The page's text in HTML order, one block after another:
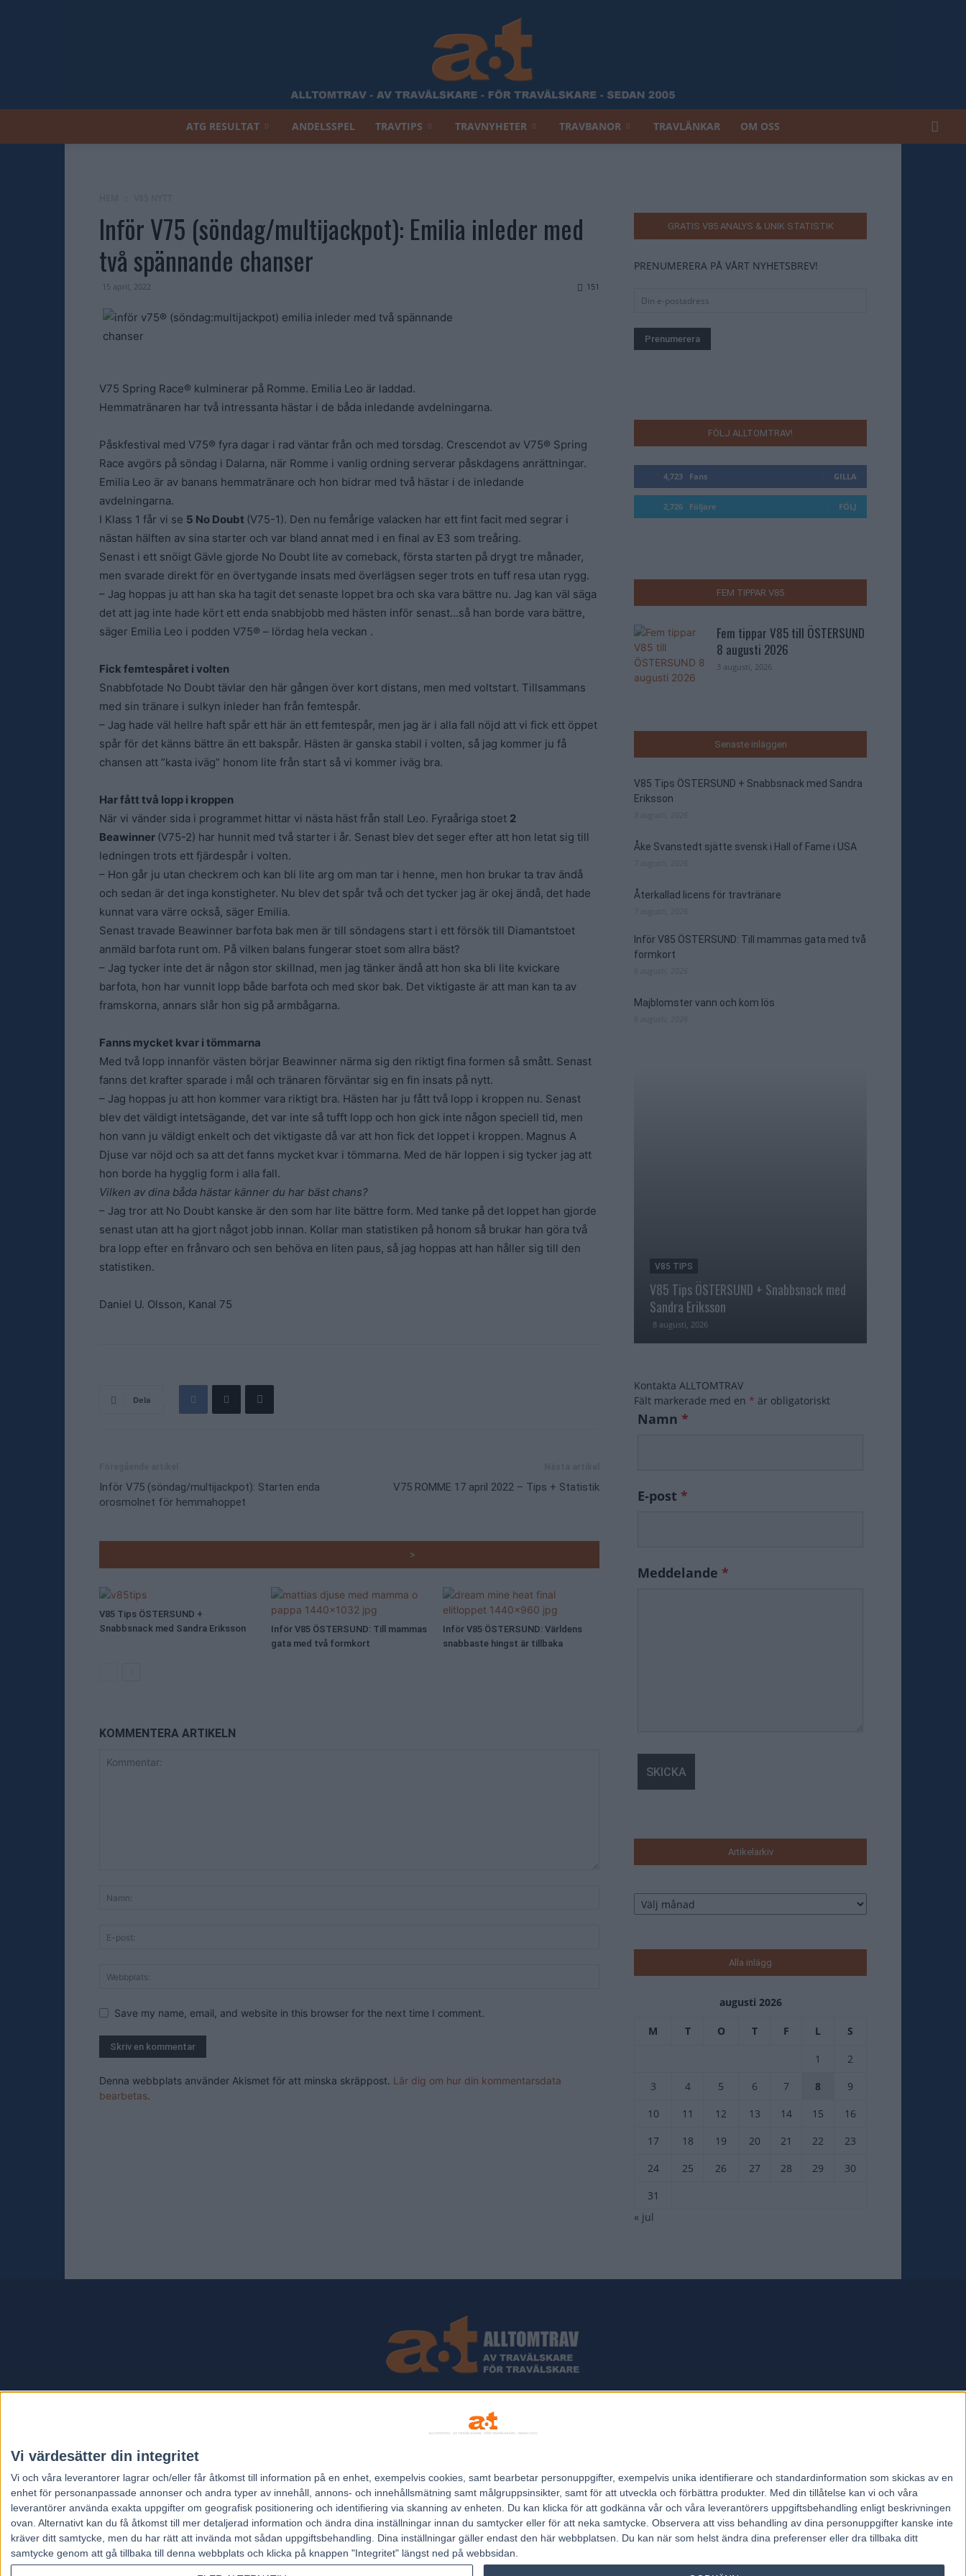
Vi värdesätter din integritet
Vi och våra leverantorer lagrar och/eller får åtkomst till information på en enhet, exempelvis cookies, samt bearbetar personuppgifter, exempelvis unika identifierare och standardinformation som skickas av en
enhet för personanpassade annonser och andra typer av innehåll, annons- och innehållsmätning samt målgruppsinsikter, samt för att utveckla och förbättra produkter. Med din tillåtelse kan vi och våra
leverantörer använda exakta uppgifter om geografisk positionering och identifiering via skanning av enheten. Du kan klicka för att godkänna vår och våra leverantörers uppgiftsbehandling enligt beskrivningen
ovan. Alternativt kan du få åtkomst till mer detaljerad information och ändra dina inställningar innan du samtycker eller för att neka samtycke. Observera att viss behandling av dina personuppgifter kanske inte
kräver ditt samtycke, men du har rätt att invända mot sådan uppgiftsbehandling. Dina inställningar gäller endast den här webbplatsen. Du kan när som helst ändra dina preferenser eller dra tillbaka ditt
samtycke genom att gå tillbaka till denna webbplats och klicka på knappen "Integritet" längst ned på webbsidan.
ATG RESULTAT ANDELSSPEL TRAVTIPS TRAVNYHETER TRAVBANOR TRAVLÄNKAR OM OSS
Inför V75 (söndag/multijackpot): Emilia inleder med
två spännande chanser
15 april, 2022 151
V75 Spring Race® kulminerar på Romme. Emilia Leo är laddad.
Hemmatränaren har två intressanta hästar i de båda inledande avdelningarna.
Påskfestival med V75® fyra dagar i rad väntar från och med torsdag. Crescendot av V75® Spring
Race avgörs på söndag i Dalarna, när Romme i vanlig ordning serverar påskdagens anrättningar.
Emilia Leo är av banans hemmatränare och hon bidrar med två hästar i de inledande
avdelningarna.
I Klass 1 får vi se 5 No Doubt (V75-1). Den nu femårige valacken har ett fint facit med segrar i
nästan hälften av sina starter och var bland annat med i en final av E3 som treåring.
Senast i ett snöigt Gävle gjorde No Doubt lite av comeback, första starten på drygt tre månader,
men svarade direkt för en övertygande insats med överlägsen seger trots en tuff resa utan rygg.
– Jag hoppas ju att han ska ha tagit det senaste loppet bra och ska vara bättre nu. Jag kan väl säga
det att jag inte hade kört ett enda snabbjobb med hästen inför senast…så han borde vara bättre,
säger Emilia Leo i podden V75® – lördag hela veckan .
Fick femtespåret i volten
Snabbfotade No Doubt tävlar den här gången över kort distans, men med voltstart. Tillsammans
med sin tränare i sulkyn inleder han från femtespår.
– Jag hade väl hellre haft spår ett här än ett femtespår, men jag är i alla fall nöjd att vi fick ett öppet
spår för det känns bättre än ett bakspår. Hästen är ganska stabil i volten, så jag kommer ju få
chansen att ”kasta iväg” honom lite från start så vi kommer iväg bra.
Har fått två lopp i kroppen
När vi vänder sida i programmet hittar vi nästa häst från stall Leo. Fyraåriga stoet 2
Beawinner (V75-2) har hunnit med två starter i år. Senast blev det seger efter att hon letat sig till
ledningen trots ett fjärdespår i volten.
– Hon går ju utan checkrem och kan bli lite arg om man tar i henne, men hon brukar ta trav ändå
och sedan är det inga konstigheter. Nu blev det spår två och det tycker jag är okej ändå, det hade
kunnat vara värre också, säger Emilia.
Senast travade Beawinner barfota bak men är till söndagens start i ett försök till Diamantstoet
anmäld barfota runt om. På vilken balans fungerar stoet som allra bäst?
– Jag tycker inte det är någon stor skillnad, men jag tänker ändå att hon ska bli lite kvickare
barfota, hon har vunnit lopp både barfota och med skor bak. Det viktigaste är att man kan ta av
framskorna, annars slår hon sig på armbågarna.
Fanns mycket kvar i tömmarna
Med två lopp innanför västen börjar Beawinner närma sig den riktigt fina formen så smått. Senast
fanns det krafter sparade i mål och tränaren förväntar sig en fin insats på nytt.
– Jag hoppas ju att hon kommer vara riktigt bra. Hästen har ju fått två lopp i kroppen nu. Senast
blev det väldigt intetsägande, det var inte så tufft lopp och hon gick inte någon speciell tid, men
hon vann ju väldigt enkelt och det viktigaste då var att hon fick det loppet i kroppen. Magnus A
Djuse var nöjd och sa att det fanns mycket kvar i tömmarna. Med de här loppen i sig tycker jag att
hon borde ha hygglig form i alla fall.
Vilken av dina båda hästar känner du har bäst chans?
– Jag tror att No Doubt kanske är den som har lite bättre form. Med tanke på det loppet han gjorde
senast utan att ha gjort något jobb innan. Kollar man statistiken på honom så brukar han göra två
bra lopp efter en frånvaro och sen behöva en liten paus, så jag hoppas att han håller sig till den
statistiken.
Daniel U. Olsson, Kanal 75
Dela
Inför V75 (söndag/multijackpot): Starten enda
orosmolnet för hemmahoppet
V75 ROMME 17 april 2022 – Tips + Statistik
>
V85 Tips ÖSTERSUND +
Snabbsnack med Sandra Eriksson
Inför V85 ÖSTERSUND: Till mammas
gata med två formkort
Inför V85 ÖSTERSUND: Världens
snabbaste hingst är tillbaka
KOMMENTERA ARTIKELN
Save my name, email, and website in this browser for the next time I comment.
Denna webbplats använder Akismet för att minska skräppost. Lär dig om hur din kommentarsdata
bearbetas.
GRATIS V85 ANALYS & UNIK STATISTIK
PRENUMERERA PÅ VÅRT NYHETSBREV!
FÖLJ ALLTOMTRAV!
4,723 Fans GILLA
2,726 Följare FÖLJ
FEM TIPPAR V85
Fem tippar V85 till ÖSTERSUND
8 augusti 2026
3 augusti, 2026
Senaste inläggen
V85 Tips ÖSTERSUND + Snabbsnack med Sandra
Eriksson
Åke Svanstedt sjätte svensk i Hall of Fame i USA
Återkallad licens för travtränare
Inför V85 ÖSTERSUND: Till mammas gata med två
formkort
Majblomster vann och kom lös
V85 TIPS
V85 Tips ÖSTERSUND + Snabbsnack med
Sandra Eriksson
8 augusti, 2026
Kontakta ALLTOMTRAV
Fält markerade med en * är obligatoriskt
Namn *
E-post *
Meddelande *
Artikelarkiv
Artikelarkiv
Alla inlägg
augusti 2026
M T O T F L S
1
2
3
4 5 6 7 8
9
10
11 12 13 14 15
16
17
18 19 20 21 22
23
24
25 26 27 28 29
30
31
« jul
Allt Om Trav - För Travälskare - Av Travälskare - sedan 2005.
Kontakta oss:kontakt@regemedia.se